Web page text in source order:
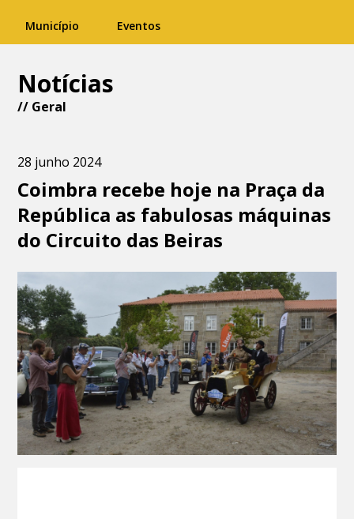
Município Eventos
Notícias
// Geral
28 junho 2024
Coimbra recebe hoje na Praça da
República as fabulosas máquinas
do Circuito das Beiras